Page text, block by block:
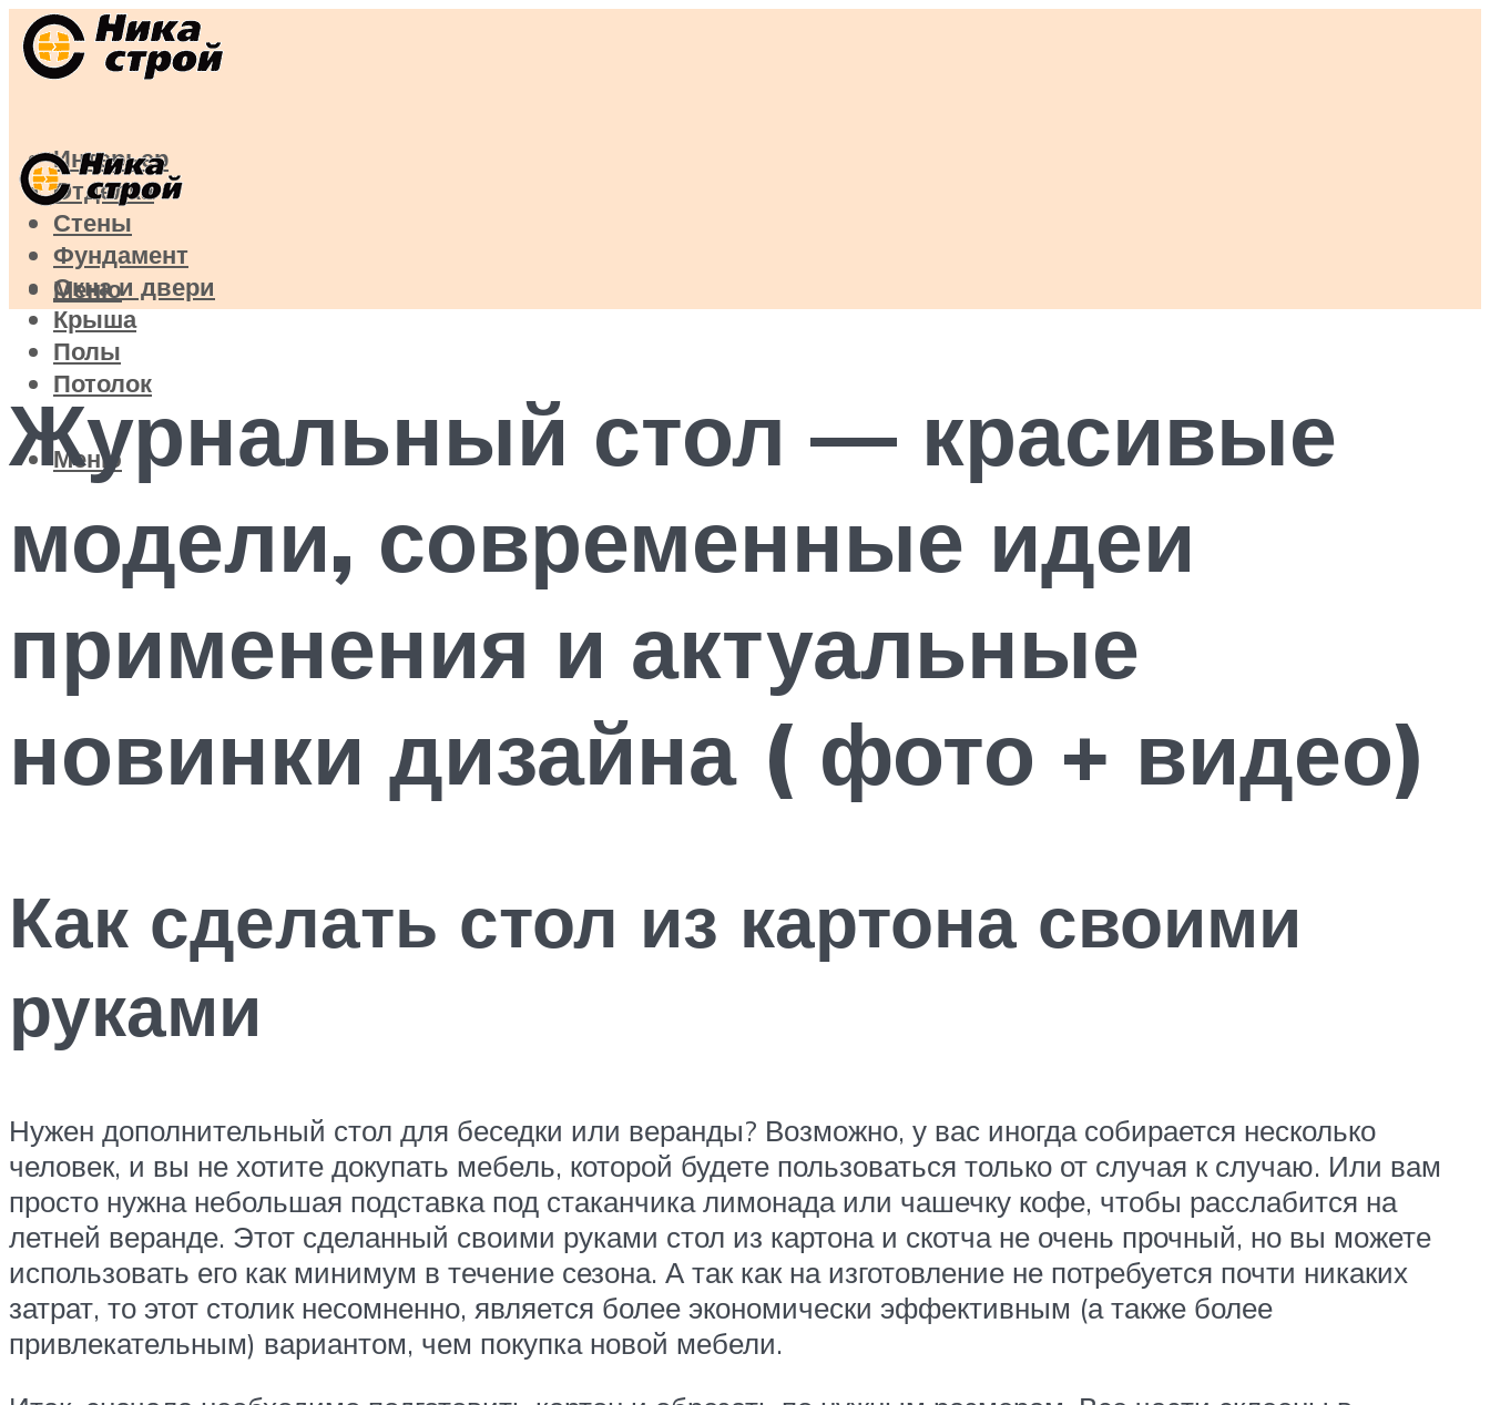
Интерьер
Отделка
Стены
Фундамент
Окна и двери
Крыша
Полы
Потолок
Меню
Меню
Журнальный стол — красивые
модели, современные идеи
применения и актуальные
новинки дизайна ( фото + видео)
Как сделать стол из картона своими
руками
Нужен дополнительный стол для беседки или веранды? Возможно, у вас иногда собирается несколько
человек, и вы не хотите докупать мебель, которой будете пользоваться только от случая к случаю. Или вам
просто нужна небольшая подставка под стаканчика лимонада или чашечку кофе, чтобы расслабится на
летней веранде. Этот сделанный своими руками стол из картона и скотча не очень прочный, но вы можете
использовать его как минимум в течение сезона. А так как на изготовление не потребуется почти никаких
затрат, то этот столик несомненно, является более экономически эффективным (а также более
привлекательным) вариантом, чем покупка новой мебели.